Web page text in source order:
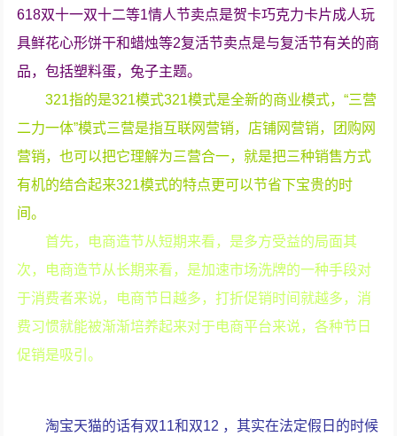
618双十一双十二等1情人节卖点是贺卡巧克力卡片成人玩
具鲜花心形饼干和蜡烛等2复活节卖点是与复活节有关的商
品，包括塑料蛋，兔子主题。
321指的是321模式321模式是全新的商业模式，“三营
二力一体”模式三营是指互联网营销，店铺网营销，团购网
营销，也可以把它理解为三营合一，就是把三种销售方式
有机的结合起来321模式的特点更可以节省下宝贵的时
间。
首先，电商造节从短期来看，是多方受益的局面其
次，电商造节从长期来看，是加速市场洗牌的一种手段对
于消费者来说，电商节日越多，打折促销时间就越多，消
费习惯就能被渐渐培养起来对于电商平台来说，各种节日
促销是吸引。
淘宝天猫的话有双11和双12 ，其实在法定假日的时候